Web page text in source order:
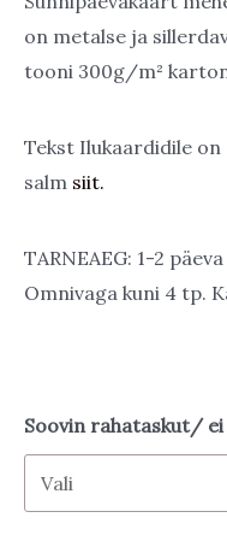
on metalse ja
tooni 300g/m²
Tekst Ilukaardidile on
salm siit.
TARNEAEG: 1-2
Omnivaga kuni 4 tp.
Soovin rahataskut/